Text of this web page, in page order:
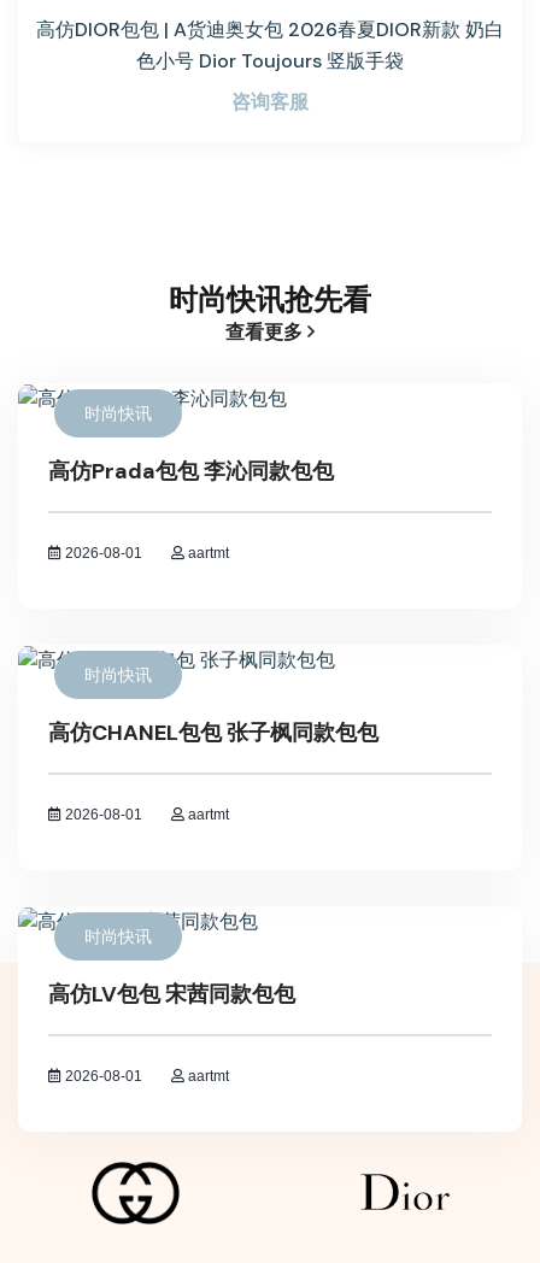
高仿DIOR包包 | A货迪奥女包 2026春夏DIOR新款 奶白
色小号 Dior Toujours 竖版手袋
咨询客服
时尚快讯抢先看
查看更多
时尚快讯
高仿Prada包包 李沁同款包包
2026-08-01 aartmt
时尚快讯
高仿CHANEL包包 张子枫同款包包
2026-08-01 aartmt
时尚快讯
高仿LV包包 宋茜同款包包
2026-08-01 aartmt